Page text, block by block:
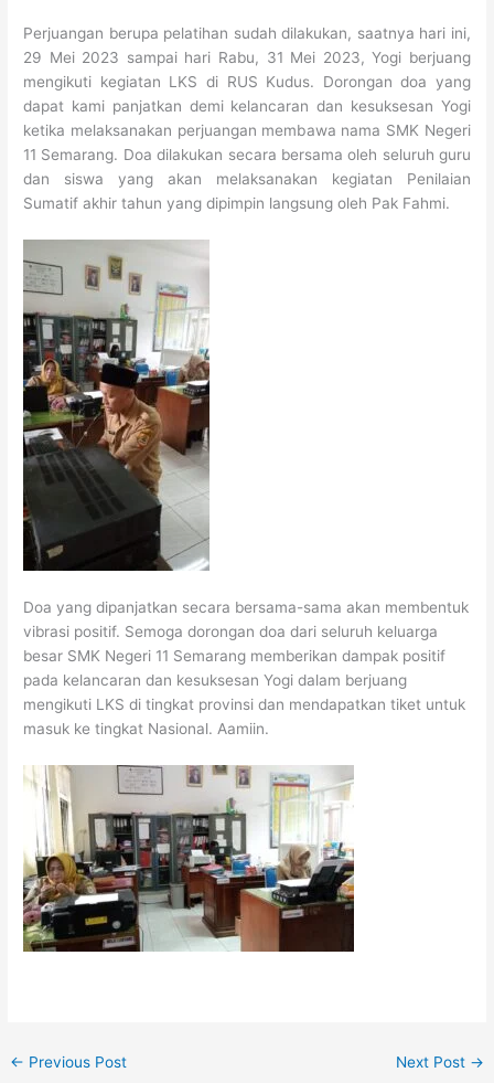
Perjuangan berupa pelatihan sudah dilakukan, saatnya hari ini,
29 Mei 2023 sampai hari Rabu, 31 Mei 2023, Yogi berjuang
mengikuti kegiatan LKS di RUS Kudus. Dorongan doa yang
dapat kami panjatkan demi kelancaran dan kesuksesan Yogi
ketika melaksanakan perjuangan membawa nama SMK Negeri
11 Semarang. Doa dilakukan secara bersama oleh seluruh guru
dan siswa yang akan melaksanakan kegiatan Penilaian
Sumatif akhir tahun yang dipimpin langsung oleh Pak Fahmi.
Doa yang dipanjatkan secara bersama-sama akan membentuk
vibrasi positif. Semoga dorongan doa dari seluruh keluarga
besar SMK Negeri 11 Semarang memberikan dampak positif
pada kelancaran dan kesuksesan Yogi dalam berjuang
mengikuti LKS di tingkat provinsi dan mendapatkan tiket untuk
masuk ke tingkat Nasional. Aamiin.
← Previous Post Next Post →